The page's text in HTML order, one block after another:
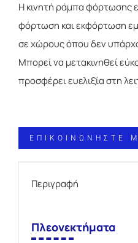
Η κινητή ράμπα φόρτωσης
φόρτωση και εκφόρτωση
σε χώρους όπου δεν
Μπορεί να μετακινηθεί
προσφέρει ευελιξία στη
ΕΠΙΚΟΙΝΩΝΗΣΤΕ
Περιγραφή
Πλεονεκτήματα